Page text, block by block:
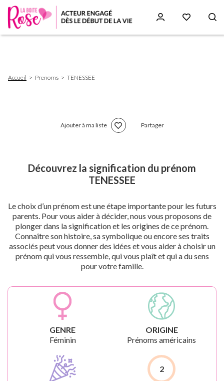
d'Ariane
Accueil Prenoms TENESSEE
Ajouter à ma liste Partager
Découvrez la signification du prénom
TENESSEE
Le choix d’un prénom est une étape importante pour les futurs
parents. Pour vous aider à décider, nous vous proposons de
plonger dans la signification et les origines de ce prénom.
Connaître son histoire, sa symbolique ou encore ses traits
associés peut vous donner des idées et vous aider à choisir un
prénom qui vous ressemble, qui vous plaît et qui a du sens
pour votre famille.
GENRE
Féminin
ORIGINE
Prénoms américains
2